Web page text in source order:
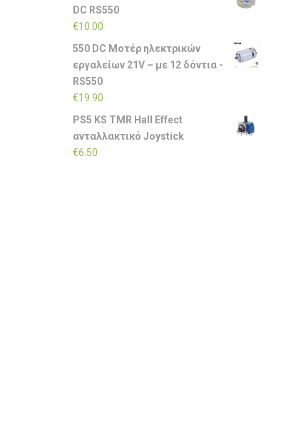
DC RS550
€10.00
550 DC Μοτέρ ηλεκτρικών
εργαλείων 21V – με 12 δόντια -
RS550
€19.90
PS5 KS TMR Hall Effect
ανταλλακτικό Joystick
€6.50